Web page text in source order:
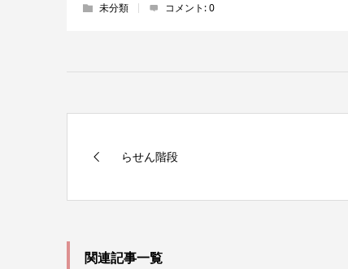
未分類 コメント:0
らせん階段
関連記事一覧